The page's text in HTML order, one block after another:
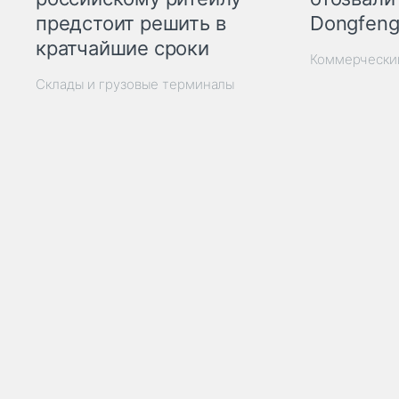
предстоит решить в
кратчайшие сроки
Склады и грузовые терминалы